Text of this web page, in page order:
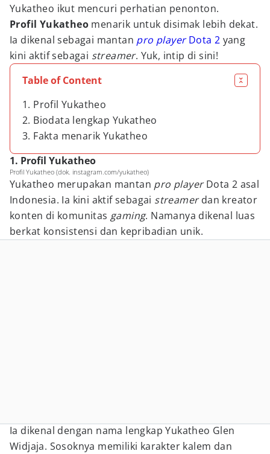
Yukatheo ikut mencuri perhatian penonton.
Profil Yukatheo menarik untuk disimak lebih dekat.
Ia dikenal sebagai mantan pro player Dota 2 yang
kini aktif sebagai streamer. Yuk, intip di sini!
Table of Content
1. Profil Yukatheo
2. Biodata lengkap Yukatheo
3. Fakta menarik Yukatheo
1. Profil Yukatheo
Profil Yukatheo (dok. instagram.com/yukatheo)
Yukatheo merupakan mantan pro playerDota 2 asal
Indonesia. Ia kini aktif sebagai streamerdan kreator
konten di komunitas gaming. Namanya dikenal luas
berkat konsistensi dan kepribadian unik.
Ia dikenal dengan nama lengkap Yukatheo Glen
Widjaja. Sosoknya memiliki karakter kalem dan